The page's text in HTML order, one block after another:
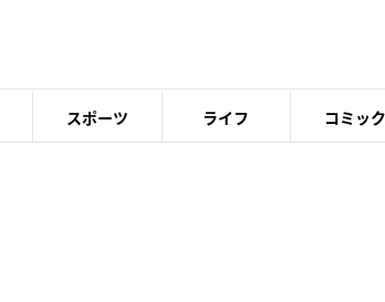
スポーツ ライフ コミック